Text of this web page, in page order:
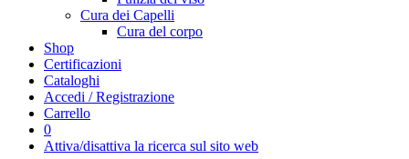
Cura dei Capelli
Cura del corpo
Shop
Certificazioni
Cataloghi
Accedi / Registrazione
Carrello
0
Attiva/disattiva la ricerca sul sito web